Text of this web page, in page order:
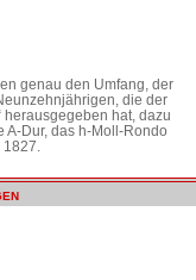
genau den Umfang, der
die der
herausgegeben hat, dazu
A-Dur, das h-Moll-Rondo